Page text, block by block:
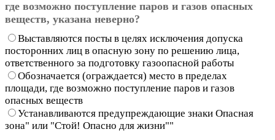
где возможно поступление паров и газов опасных
веществ, указана неверно?
Выставляются посты в целях исключения допуска
посторонних лиц в опасную зону по решению лица,
ответственного за подготовку газоопасной работы
Обозначается (ограждается) место в пределах
площади, где возможно поступление паров и газов
опасных веществ
Устанавливаются предупреждающие знаки Опасная
зона" или "Стой! Опасно для жизни""